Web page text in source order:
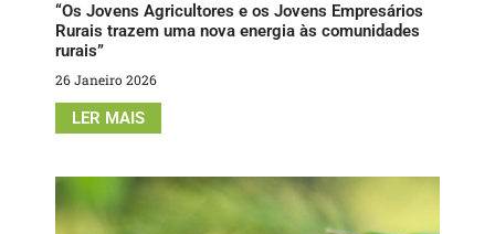
“Os Jovens Agricultores e os Jovens Empresários
Rurais trazem uma nova energia às comunidades
rurais”
26 Janeiro 2026
LER MAIS